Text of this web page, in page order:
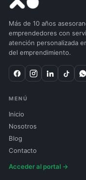
Más de 10 años
emprendedores con
atención personalizada
del emprendimiento.
MENÚ
Inicio
Nosotros
Blog
Contacto
Acceder al portal →